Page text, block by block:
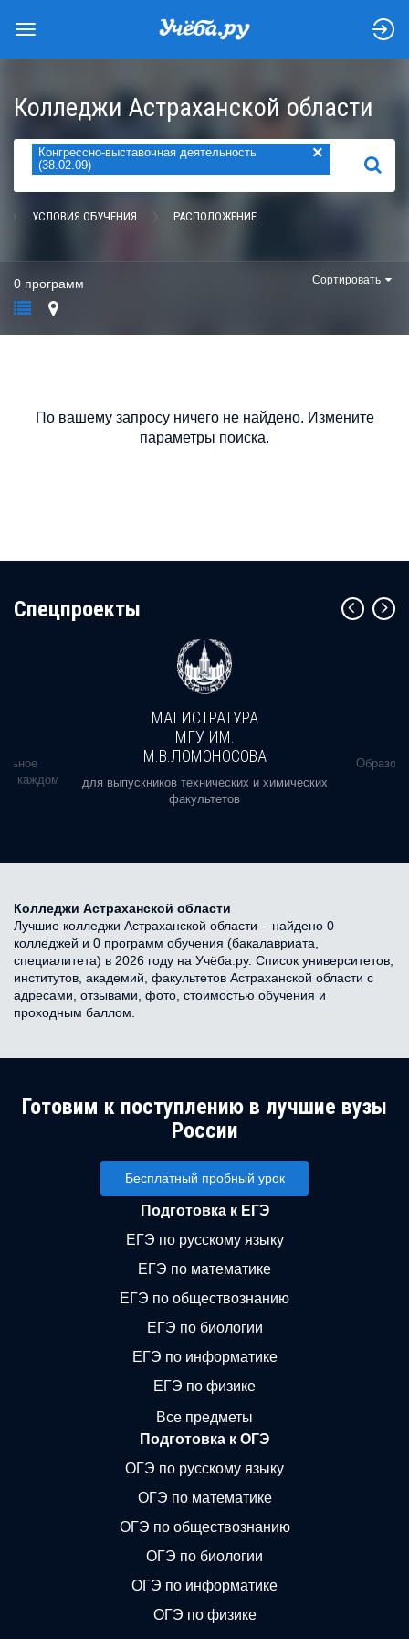
Колледжи Астраханской области
Конгрессно-выставочная деятельность
(38.02.09)
×
НАЙТИ
УСЛОВИЯ ОБУЧЕНИЯ РАСПОЛОЖЕНИЕ
0 программ Сортировать
По вашему запросу ничего не найдено. Измените
параметры поиска.
Cпецпроекты
в каждом
МАГИСТРАТУРА
МГУ ИМ.
М.В.ЛОМОНОСОВА
для выпускников технических и химических
факультетов
Колледжи Астраханской области
Лучшие колледжи Астраханской области – найдено 0
колледжей и 0 программ обучения (бакалавриата,
специалитета) в 2026 году на Учёба.ру. Список университетов,
институтов, академий, факультетов Астраханской области с
адресами, отзывами, фото, стоимостью обучения и
проходным баллом.
Готовим к поступлению в лучшие вузы
России
Бесплатный пробный урок
Подготовка к ЕГЭ
ЕГЭ по русскому языку
ЕГЭ по математике
ЕГЭ по обществознанию
ЕГЭ по биологии
ЕГЭ по информатике
ЕГЭ по физике
Все предметы
Подготовка к ОГЭ
ОГЭ по русскому языку
ОГЭ по математике
ОГЭ по обществознанию
ОГЭ по биологии
ОГЭ по информатике
ОГЭ по физике